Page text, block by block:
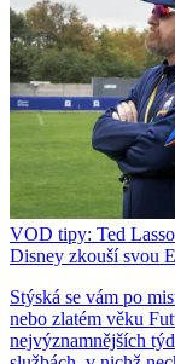
VOD tipy: Ted
Disney zkouší svou
Stýská se vám po
nebo zlatém věku
nejvýznamnějších